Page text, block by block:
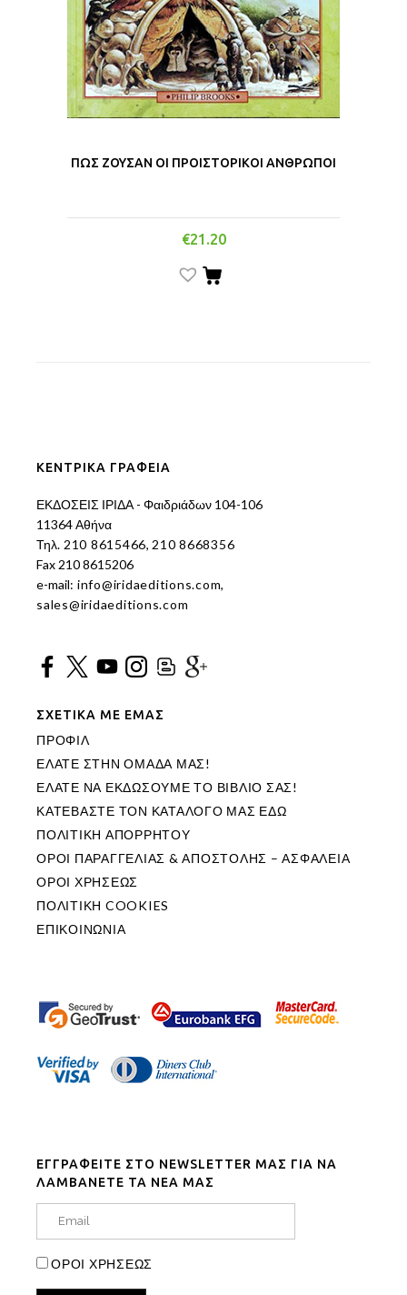
ΠΩΣ ΖΟΥΣΑΝ ΟΙ ΠΡΟΙΣΤΟΡΙΚΟΙ ΑΝΘΡΩΠΟΙ
€21.20
ΚΕΝΤΡΙΚΑ ΓΡΑΦΕΙΑ
ΕΚΔΟΣΕΙΣ ΙΡΙΔΑ - Φαιδριάδων 104-106
11364 Αθήνα
Τηλ. 210 8615466, 210 8668356
Fax 210 8615206
e-mail: info@iridaeditions.com,
sales@iridaeditions.com
ΣΧΕΤΙΚΑ ΜΕ ΕΜΑΣ
ΠΡΟΦΙΛ
ΕΛΑΤΕ ΣΤΗΝ ΟΜΑΔΑ ΜΑΣ!
ΕΛΑΤΕ ΝΑ ΕΚΔΩΣΟΥΜΕ ΤΟ ΒΙΒΛΙΟ ΣΑΣ!
ΚΑΤΕΒΑΣΤΕ ΤΟΝ ΚΑΤΑΛΟΓΟ ΜΑΣ ΕΔΩ
ΠΟΛΙΤΙΚΗ ΑΠΟΡΡΗΤΟΥ
ΟΡΟΙ ΠΑΡΑΓΓΕΛΙΑΣ & ΑΠΟΣΤΟΛΗΣ – ΑΣΦΑΛΕΙΑ
ΟΡΟΙ ΧΡΗΣΕΩΣ
ΠΟΛΙΤΙΚΗ COOKIES
ΕΠΙΚΟΙΝΩΝΙΑ
ΕΓΓΡΑΦΕΙΤΕ ΣΤΟ NEWSLETTER ΜΑΣ ΓΙΑ ΝΑ
ΛΑΜΒΑΝΕΤΕ ΤΑ ΝΕΑ ΜΑΣ
ΟΡΟΙ ΧΡΗΣΕΩΣ